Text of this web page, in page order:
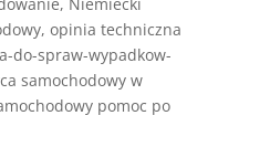
, opinia techniczna
do-spraw-wypadkow-
samochodowy w
pomoc po